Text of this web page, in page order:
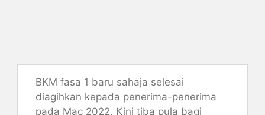
BKM fasa 1 baru sahaja selesai
diagihkan kepada penerima-penerima
pada Mac 2022. Kini tiba pula bagi